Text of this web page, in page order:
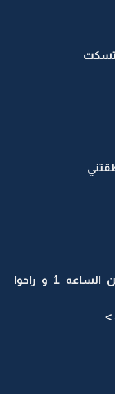
تسكت
< و راحوا عند ام مشعل وقعدوا لين الساعه 1 و راحوا
>